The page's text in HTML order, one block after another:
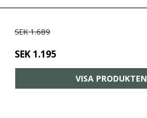
SEK 1.689
SEK 1.195
VISA PRODUKTEN